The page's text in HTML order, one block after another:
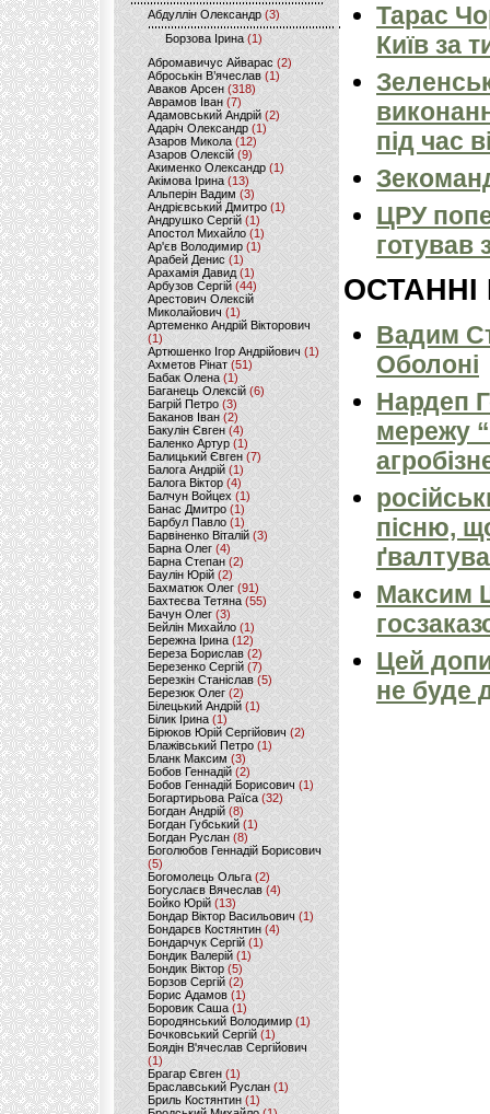
Абдуллін Олександр (3)
Борзова Ірина(1)
Абромавичус Айварас (2)
Аброськін В’ячеслав(1)
Аваков Арсен (318)
Аврамов Іван (7)
Адамовський Андрій(2)
Адаріч Олександр (1)
Азаров Микола (12)
Азаров Олексій (9)
Акименко Олександр(1)
Акімова Ірина(13)
Альперін Вадим (3)
Андрієвський Дмитро(1)
Андрушко Сергій(1)
Апостол Михайло(1)
Ар'єв Володимир (1)
Арабей Денис(1)
Арахамія Давид (1)
Арбузов Сергій (44)
Арестович Олексій
Миколайович(1)
Артеменко Андрій Вікторович
(1)
Артюшенко Ігор Андрійович(1)
Ахметов Рінат(51)
Бабак Олена(1)
Баганець Олексій(6)
Багрій Петро (3)
Баканов Іван(2)
Бакулін Євген (4)
Баленко Артур(1)
Балицький Євген(7)
Балога Андрій (1)
Балога Віктор (4)
Балчун Войцех (1)
Банас Дмитро (1)
Барбул Павло(1)
Барвіненко Віталій(3)
Барна Олег (4)
Барна Степан (2)
Баулін Юрій (2)
Бахматюк Олег (91)
Бахтеєва Тетяна(55)
Бачун Олег (3)
Бейлін Михайло (1)
Бережна Ірина(12)
Береза Борислав(2)
Березенко Сергій (7)
Березкін Станіслав (5)
Березюк Олег(2)
Білецький Андрій (1)
Білик Ірина (1)
Бірюков Юрій Сергійович (2)
Блажівський Петро (1)
Бланк Максим(3)
Бобов Геннадій (2)
Бобов Геннадій Борисович (1)
Богартирьова Раїса (32)
Богдан Андрій(8)
Богдан Губський (1)
Богдан Руслан(8)
Боголюбов Геннадій Борисович
(5)
Богомолець Ольга (2)
Богуслаєв Вячеслав (4)
Бойко Юрій (13)
Бондар Віктор Васильович (1)
Бондарєв Костянтин (4)
Бондарчук Сергій(1)
Бондик Валерій (1)
Бондик Віктор(5)
Борзов Сергiй (2)
Борис Адамов(1)
Боровик Саша (1)
Бородянський Володимир (1)
Бочковський Сергій (1)
Боядін В'ячеслав Сергійович
(1)
Брагар Євген (1)
Браславський Руслан (1)
Бриль Костянтин (1)
Тарас
Київ за
під час
ЦРУ
готував
ОСТАННІ
Вадим
Оболоні
Нардеп
мережу
пісню,
Максим
Цей
не буде